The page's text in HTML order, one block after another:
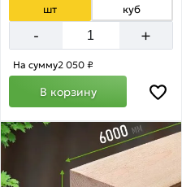
шт куб
- +
На сумму2 050 ₽
В корзину